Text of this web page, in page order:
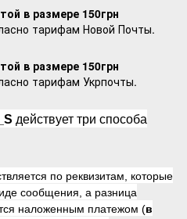
в размере 150грн
тарифам Новой Почты.
в размере 150грн
тарифам Укрпочты.
действует три способа
по реквизитам, которые
сообщения, а разница
наложенным платежом (в